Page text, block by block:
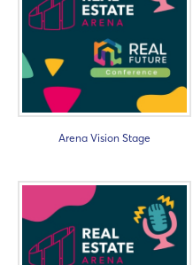
Arena Vision Stage